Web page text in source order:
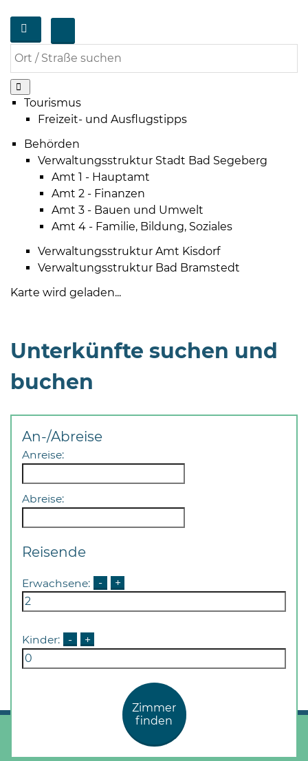
außerhalb
nach
Vereinbarung.
Tourismus
Freizeit- und Ausflugstipps
Behörden
Verwaltungsstruktur Stadt Bad Segeberg
Amt 1 - Hauptamt
Amt 2 - Finanzen
Amt 3 - Bauen und Umwelt
Amt 4 - Familie, Bildung, Soziales
Verwaltungsstruktur Amt Kisdorf
Verwaltungsstruktur Bad Bramstedt
Karte wird geladen...
Unterkünfte suchen und
buchen
An-/Abreise
Anreise:
Abreise:
Reisende
Erwachsene: - +
Kinder: - +
Zimmer
finden